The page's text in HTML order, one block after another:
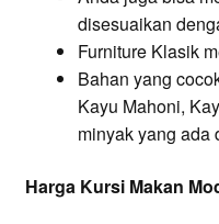
disesuaikan
Furniture Klasik
Bahan yang
Kayu Mahoni,
minyak yang ada
Harga Kursi Makan